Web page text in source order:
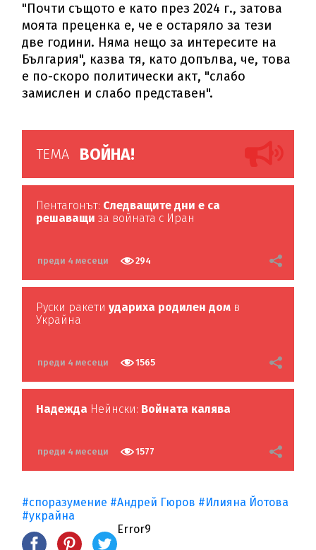
"Почти същото е като през 2024 г., затова
моята преценка е, че е остаряло за тези
две години. Няма нещо за интересите на
България", казва тя, като допълва, че, това
е по-скоро политически акт, "слабо
замислен и слабо представен".
ТЕМА ВОЙНА!
Пентагонът: Следващите дни е са
решаващи за войната с Иран
преди 4 месеци 294
Руски ракетиудариха родилен дом в
Украйна
преди 4 месеци 1565
Надежда Нейнски: Войната калява
преди 4 месеци 1577
#споразумение #Андрей Гюров #Илияна Йотова
#украйна
Error9